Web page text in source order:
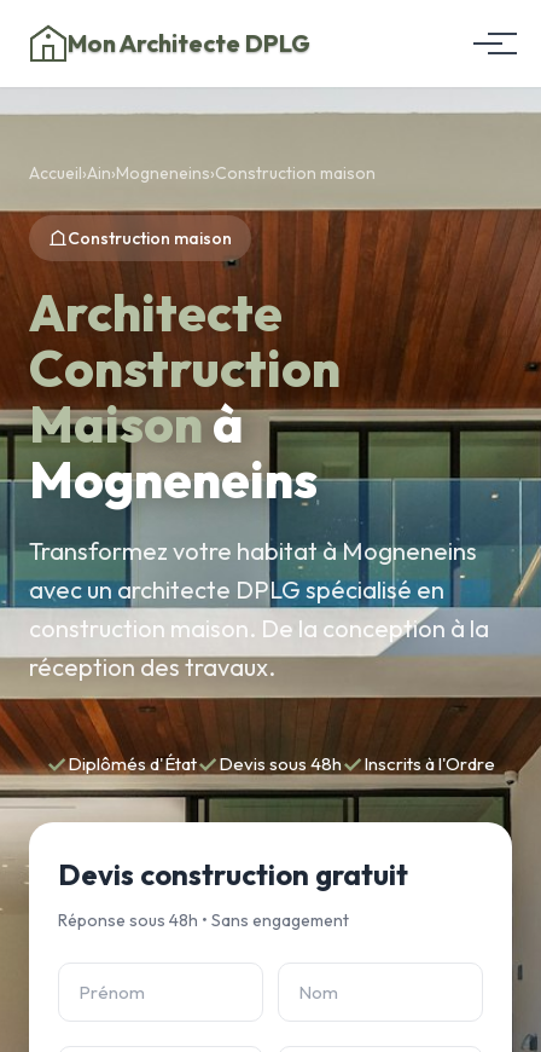
Mon Architecte DPLG
Accueil›Ain›Mogneneins›Construction maison
Construction maison
Architecte
Construction
Maisonà
Mogneneins
Transformez votre habitat à Mogneneins
avec un architecte DPLG spécialisé en
construction maison. De la conception à la
réception des travaux.
✓Diplômés d'État✓Devis sous 48h✓Inscrits à l'Ordre
Devis construction gratuit
Réponse sous 48h • Sans engagement